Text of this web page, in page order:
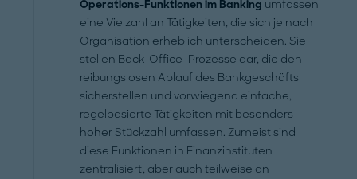
Operations-Funktionen im Banking umfassen
eine Vielzahl an Tätigkeiten, die sich je nach
Organisation erheblich unterscheiden. Sie
stellen Back-Office-Prozesse dar, die den
reibungslosen Ablauf des Bankgeschäfts
sicherstellen und vorwiegend einfache,
regelbasierte Tätigkeiten mit besonders
hoher Stückzahl umfassen. Zumeist sind
diese Funktionen in Finanzinstituten
zentralisiert, aber auch teilweise an